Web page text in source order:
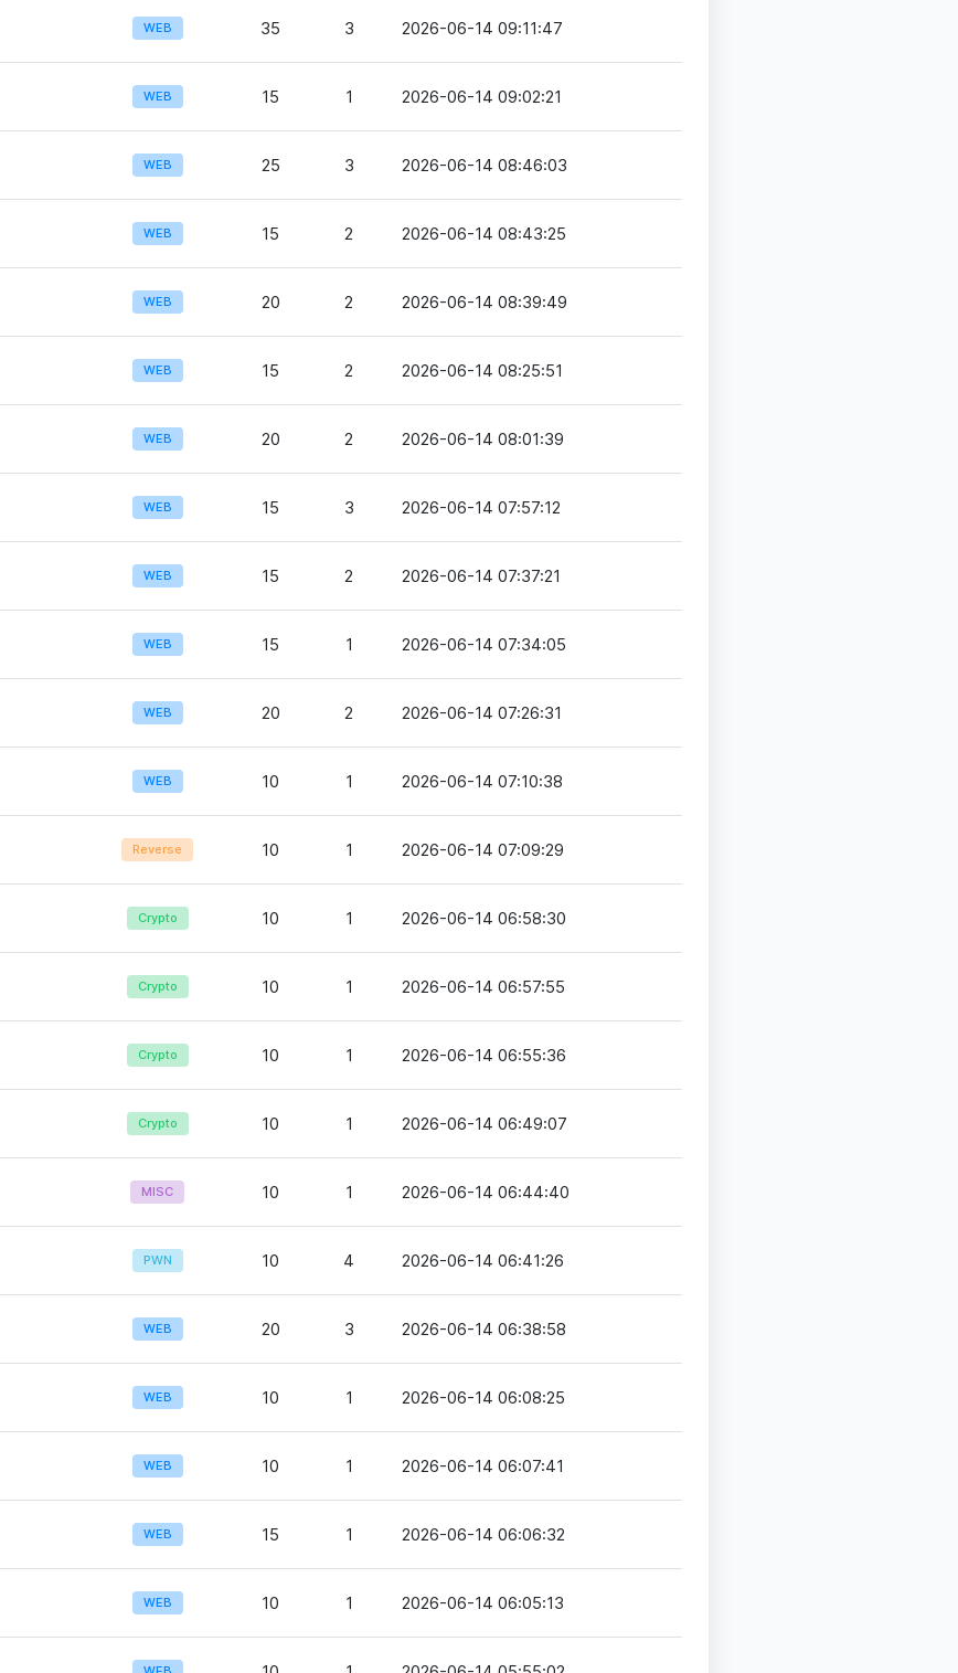
WEB 35 3 2026-06-14 09:11:47
WEB 15 1 2026-06-14 09:02:21
WEB 25 3 2026-06-14 08:46:03
WEB 15 2 2026-06-14 08:43:25
WEB 20 2 2026-06-14 08:39:49
WEB 15 2 2026-06-14 08:25:51
WEB 20 2 2026-06-14 08:01:39
WEB 15 3 2026-06-14 07:57:12
WEB 15 2 2026-06-14 07:37:21
WEB 15 1 2026-06-14 07:34:05
WEB 20 2 2026-06-14 07:26:31
WEB 10 1 2026-06-14 07:10:38
Reverse 10 1 2026-06-14 07:09:29
Crypto 10 1 2026-06-14 06:58:30
Crypto 10 1 2026-06-14 06:57:55
Crypto 10 1 2026-06-14 06:55:36
Crypto 10 1 2026-06-14 06:49:07
MISC 10 1 2026-06-14 06:44:40
PWN 10 4 2026-06-14 06:41:26
WEB 20 3 2026-06-14 06:38:58
WEB 10 1 2026-06-14 06:08:25
WEB 10 1 2026-06-14 06:07:41
WEB 15 1 2026-06-14 06:06:32
WEB 10 1 2026-06-14 06:05:13